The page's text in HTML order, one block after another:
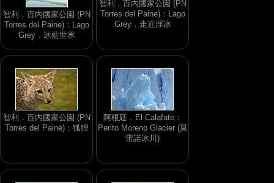
智利．百內國家公園 (PN
Torres del Paine)：Lago
Grey．冰藍世界
智利．百內國家公園 (PN
Torres del Paine)：Lago
Grey．走近浮冰
智利．百內國家公園 (PN
Torres del Paine)：狐狸
阿根廷．El Calafate：
Perito Moreno Glacier (莫
雷諾冰川)